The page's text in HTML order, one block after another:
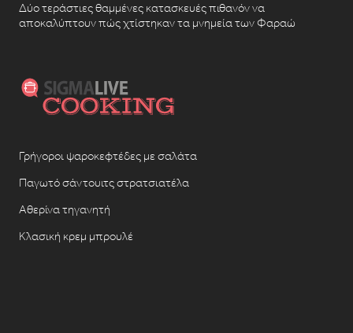
Δύο τεράστιες θαμμένες κατασκευές πιθανόν να
αποκαλύπτουν πώς χτίστηκαν τα μνημεία των Φαραώ
Γρήγοροι ψαροκεφτέδες με σαλάτα
Παγωτό σάντουιτς στρατσιατέλα
Αθερίνα τηγανητή
Κλασική κρεμ μπρουλέ